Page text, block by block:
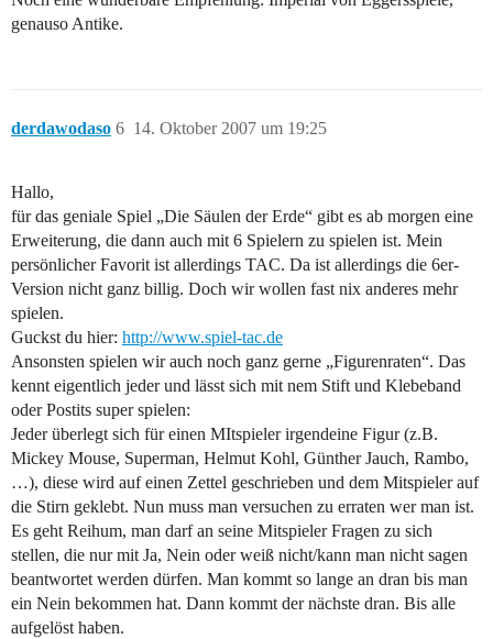
genauso Antike.
derdawodaso 14. Oktober 2007 um 19:25
6
Hallo,
für das geniale Spiel „Die Säulen der Erde“ gibt es ab morgen eine
Erweiterung, die dann auch mit 6 Spielern zu spielen ist. Mein
persönlicher Favorit ist allerdings TAC. Da ist allerdings die 6er-
Version nicht ganz billig. Doch wir wollen fast nix anderes mehr
spielen.
Guckst du hier: http://www.spiel-tac.de
Ansonsten spielen wir auch noch ganz gerne „Figurenraten“. Das
kennt eigentlich jeder und lässt sich mit nem Stift und Klebeband
oder Postits super spielen:
Jeder überlegt sich für einen MItspieler irgendeine Figur (z.B.
Mickey Mouse, Superman, Helmut Kohl, Günther Jauch, Rambo,
…), diese wird auf einen Zettel geschrieben und dem Mitspieler auf
die Stirn geklebt. Nun muss man versuchen zu erraten wer man ist.
Es geht Reihum, man darf an seine Mitspieler Fragen zu sich
stellen, die nur mit Ja, Nein oder weiß nicht/kann man nicht sagen
beantwortet werden dürfen. Man kommt so lange an dran bis man
ein Nein bekommen hat. Dann kommt der nächste dran. Bis alle
aufgelöst haben.